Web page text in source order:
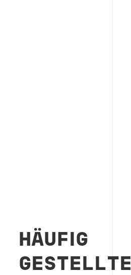
HÄUFIG
GESTELLTE